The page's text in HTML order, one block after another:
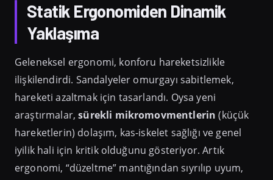
Statik Ergonomiden Dinamik
Yaklaşıma
Geleneksel ergonomi, konforu hareketsizlikle
ilişkilendirdi. Sandalyeler omurgayı sabitlemek,
hareketi azaltmak için tasarlandı. Oysa yeni
araştırmalar,sürekli mikromovmentlerin (küçük
hareketlerin) dolaşım, kas-iskelet sağlığı ve genel
iyilik hali için kritik olduğunu gösteriyor. Artık
ergonomi, “düzeltme” mantığından sıyrılıp uyum,